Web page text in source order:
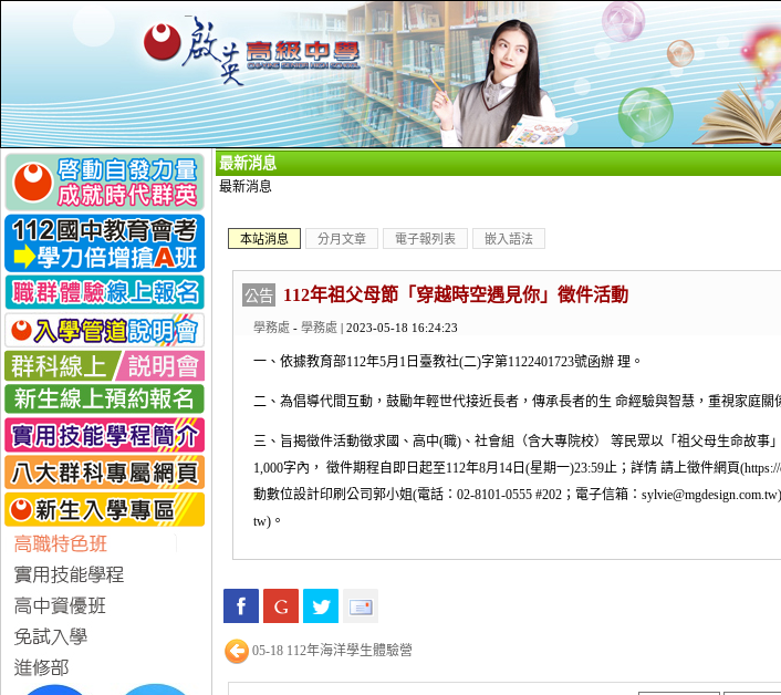
最新消息
最新消息
本站消息 分月文章 電子報列表 嵌入語法
公告 112年祖父母節「穿越時空遇見你」徵件活動
學務處 - 學務處 | 2023-05-18 16:24:23
一、依據教育部112年5月1日臺教社(二)字第1122401723號函辦 理。
二、為倡導代間互動，鼓勵年輕世代接近長者，傳承長者的生 命經驗與智慧，重視家庭
三、旨揭徵件活動徵求國、高中(職)、社會組（含大專院校） 等民眾以「祖父母生命故
1,000字內， 徵件期程自即日起至112年8月14日(星期一)23:59止；詳情 請上徵件網頁
動數位設計印刷公司郭小姐(電話：02-8101-0555 #202；電子信箱：
tw)。
05-18 112年海洋學生體驗營